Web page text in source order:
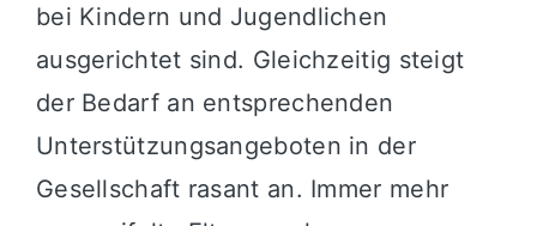
bei Kindern und Jugendlichen
ausgerichtet sind. Gleichzeitig steigt
der Bedarf an entsprechenden
Unterstützungsangeboten in der
Gesellschaft rasant an. Immer mehr